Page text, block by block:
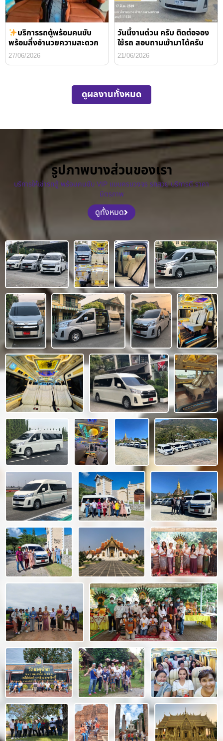
บริการรถตู้พร้อมคนขับ
พร้อมสิ่งอำนวยความสะดวก
27/06/2026
วันนี้งานด่วน ครับ ติดต่อจอง
ใช้รถ สอบถามเข้ามาได้ครับ
21/06/2026
ดูผลงานทั้งหมด
รูปภาพบางส่วนของเรา
บริการให้เช่ารถตู้ พร้อมคนขับ VIP แบบครบวงจร รถสวย บริการดี ราคา
มิตรภาพ
ดูทั้งหมด